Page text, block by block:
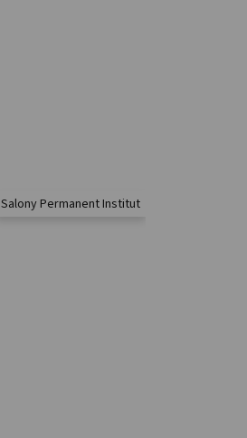
Salony Permanent Institut